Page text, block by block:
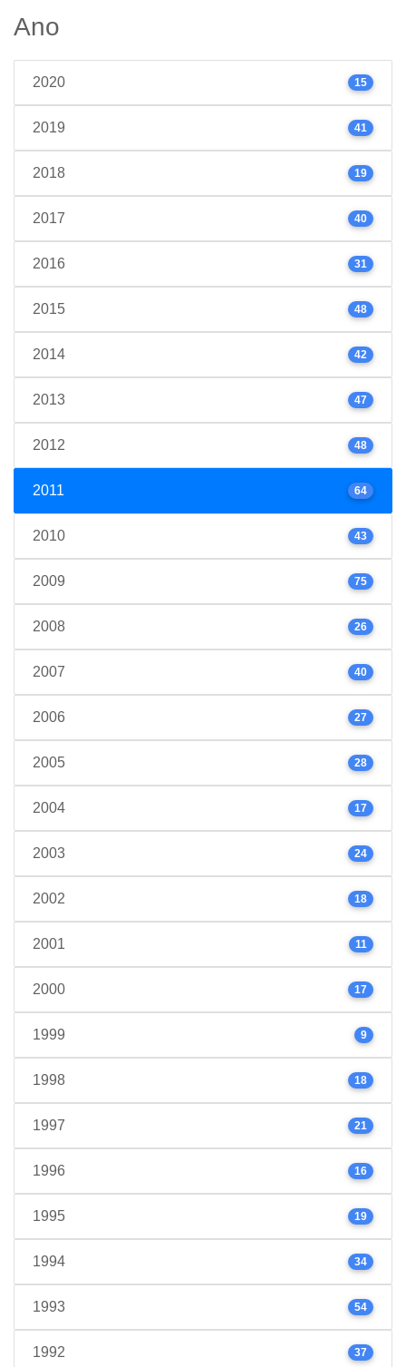
Ano
2020 15
2019 41
2018 19
2017 40
2016 31
2015 48
2014 42
2013 47
2012 48
2011 64
2010 43
2009 75
2008 26
2007 40
2006 27
2005 28
2004 17
2003 24
2002 18
2001 11
2000 17
1999 9
1998 18
1997 21
1996 16
1995 19
1994 34
1993 54
1992 37